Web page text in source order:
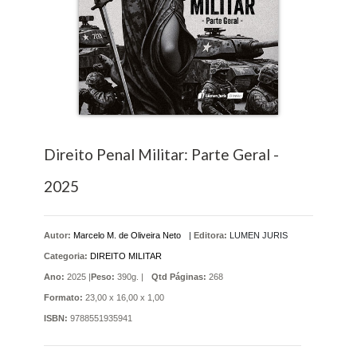
Direito Penal Militar: Parte Geral -
2025
Autor: Marcelo M. de Oliveira Neto | Editora: LUMEN JURIS
Categoria: DIREITO MILITAR
Ano: 2025 |Peso: 390g. | Qtd Páginas: 268
Formato: 23,00 x 16,00 x 1,00
ISBN: 9788551935941